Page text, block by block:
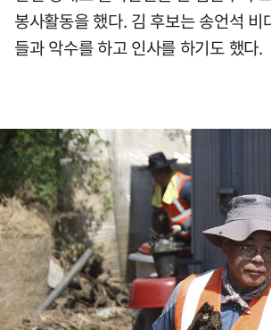
봉사활동을 했다. 김 후보는 송언석 비
들과 악수를 하고 인사를 하기도 했다.